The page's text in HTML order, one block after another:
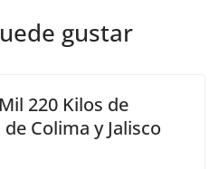
gustar
220 Kilos de
Colima y Jalisco